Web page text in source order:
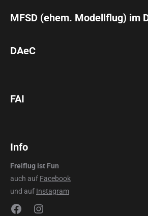
MFSD (ehem. Modellflug) im
DAeC
FAI
Info
Freiflug ist Fun
auch auf Facebook
und auf Instagram
FacebookInstagram